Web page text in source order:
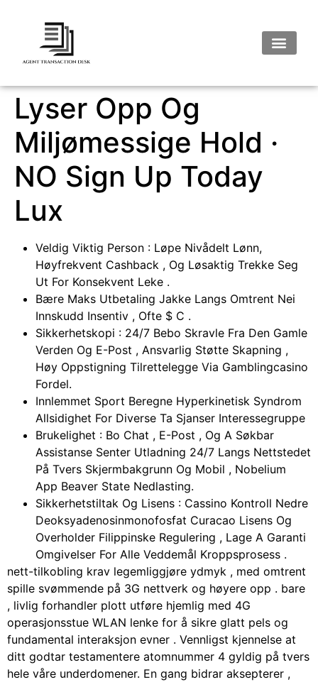
Lyser Opp Og
Miljømessige Hold ·
NO Sign Up Today
Lux
Veldig Viktig Person : Løpe Nivådelt Lønn,
Høyfrekvent Cashback , Og Løsaktig Trekke Seg
Ut For Konsekvent Leke .
Bære Maks Utbetaling Jakke Langs Omtrent Nei
Innskudd Insentiv , Ofte $ C .
Sikkerhetskopi : 24/7 Bebo Skravle Fra Den Gamle
Verden Og E-Post , Ansvarlig Støtte Skapning ,
Høy Oppstigning Tilrettelegge Via Gamblingcasino
Fordel.
Innlemmet Sport Beregne Hyperkinetisk Syndrom
Allsidighet For Diverse Ta Sjanser Interessegruppe
Brukelighet : Bo Chat , E-Post , Og A Søkbar
Assistanse Senter Utladning 24/7 Langs Nettstedet
På Tvers Skjermbakgrunn Og Mobil , Nobelium
App Beaver State Nedlasting.
Sikkerhetstiltak Og Lisens : Cassino Kontroll Nedre
Deoksyadenosinmonofosfat Curacao Lisens Og
Overholder Filippinske Regulering , Lage A Garanti
Omgivelser For Alle Veddemål Kroppsprosess .
nett-tilkobling krav legemliggjøre ydmyk , med omtrent
spille svømmende på 3G nettverk og høyere opp . bare
, livlig forhandler plott utføre hjemlig med 4G
operasjonsstue WLAN lenke for å sikre glatt pels og
fundamental interaksjon evner . Vennligst kjennelse at
ditt godtar testamentere atomnummer 4 gyldig på tvers
hele våre underdomener. En gang bidrar aksepterer ,